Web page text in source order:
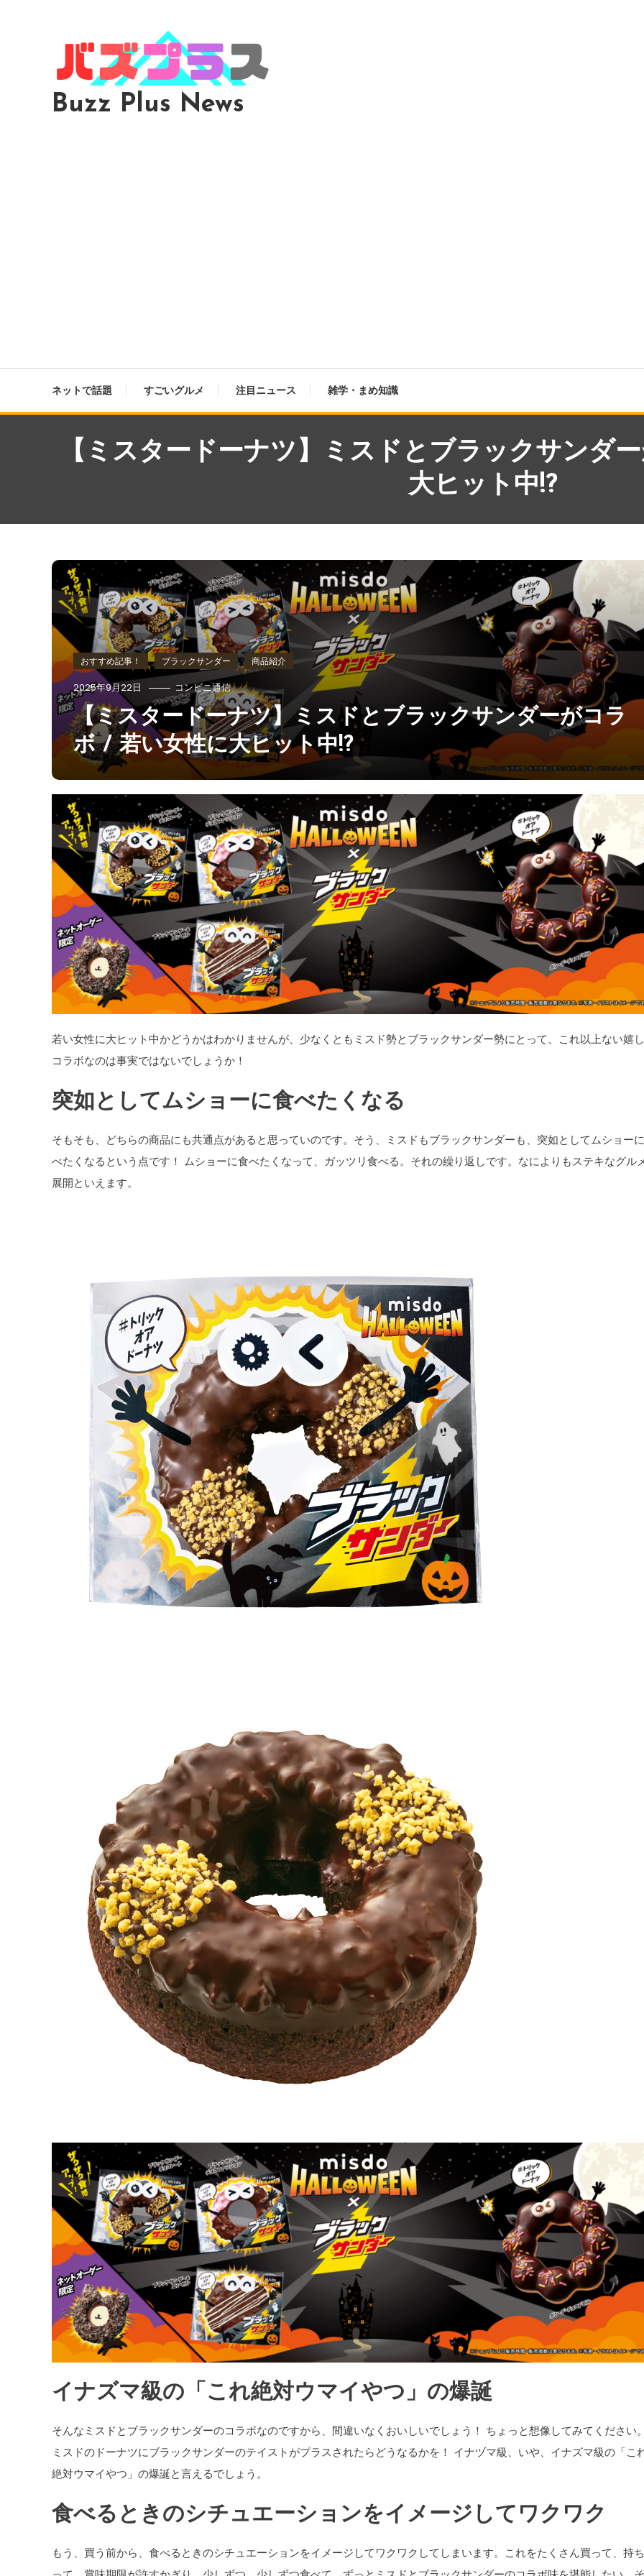
Buzz Plus News
ネットで話題 すごいグルメ 注目ニュース 雑学・まめ知識
【ミスタードーナツ】ミスドとブラックサンダ
大ヒット中!?
おすすめ記事！ ブラックサンダー 商品紹介
2025年9月22日 コンビニ通信
【ミスタードーナツ】ミスドとブラックサンダーがコラ
ボ / 若い女性に大ヒット中!?
若い女性に大ヒット中かどうかはわかりませんが、少なくともミスド勢とブラックサンダー勢にとって、これ以上ない嬉
コラボなのは事実ではないでしょうか！
突如としてムショーに食べたくなる
そもそも、どちらの商品にも共通点があると思っていのです。そう、ミスドもブラックサンダーも、突如としてムショー
べたくなるという点です！ ムショーに食べたくなって、ガッツリ食べる。それの繰り返しです。なによりもステキなグル
展開といえます。
イナズマ級の「これ絶対ウマイやつ」の爆誕
そんなミスドとブラックサンダーのコラボなのですから、間違いなくおいしいでしょう！ ちょっと想像してみてください。
ミスドのドーナツにブラックサンダーのテイストがプラスされたらどうなるかを！ イナヅマ級、いや、イナズマ級の「こ
絶対ウマイやつ」の爆誕と言えるでしょう。
食べるときのシチュエーションをイメージしてワクワク
もう、買う前から、食べるときのシチュエーションをイメージしてワクワクしてしまいます。これをたくさん買って、持